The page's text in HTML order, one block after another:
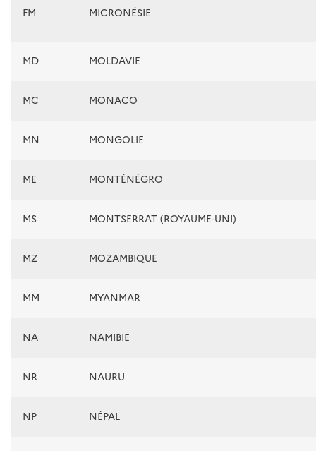
FM MICRONÉSIE
MD MOLDAVIE
MC MONACO
MN MONGOLIE
ME MONTÉNÉGRO
MS MONTSERRAT (ROYAUME-UNI)
MZ MOZAMBIQUE
MM MYANMAR
NA NAMIBIE
NR NAURU
NP NÉPAL